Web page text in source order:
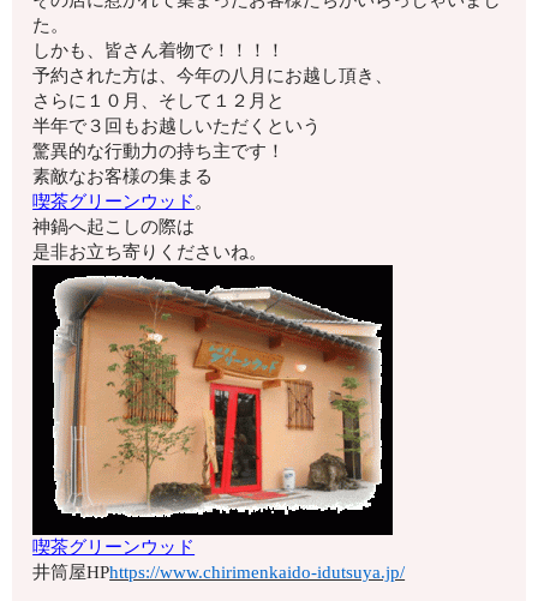
た。
しかも、皆さん着物で！！！！
予約された方は、今年の八月にお越し頂き、
さらに１０月、そして１２月と
半年で３回もお越しいただくという
驚異的な行動力の持ち主です！
素敵なお客様の集まる
喫茶グリーンウッド。
神鍋へ起こしの際は
是非お立ち寄りくださいね。
喫茶グリーンウッド
井筒屋HPhttps://www.chirimenkaido-idutsuya.jp/